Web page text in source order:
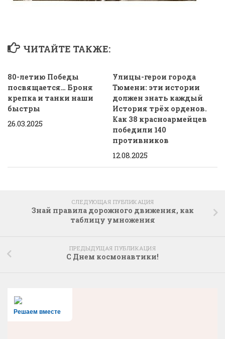
ЧИТАЙТЕ ТАКЖЕ:
80-летию Победы
посвящается… Броня
крепка и танки наши
быстры
26.03.2025
Улицы-герои города
Тюмени: эти истории
должен знать каждый
История трёх орденов.
Как 38 красноармейцев
победили 140
противников
12.08.2025
СЛЕДУЮЩАЯ ПУБЛИКАЦИЯ
Знай правила дорожного движения, как
таблицу умножения
ПРЕДЫДУЩАЯ ПУБЛИКАЦИЯ
С Днем космонавтики!
Решаем вместе